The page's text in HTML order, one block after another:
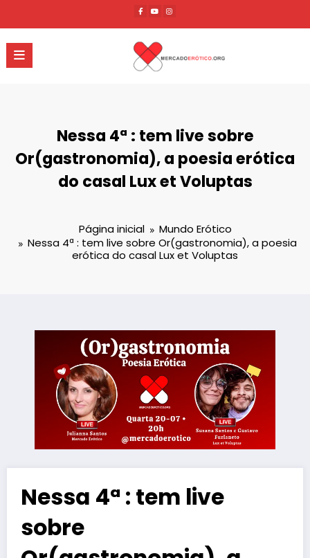
o
conteúdo
Nessa 4ª : tem live sobre
Or(gastronomia), a poesia erótica
do casal Lux et Voluptas
Página inicial
Mundo Erótico
Nessa 4ª : tem live sobre Or(gastronomia), a poesia
erótica do casal Lux et Voluptas
Nessa 4ª : tem live
sobre